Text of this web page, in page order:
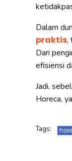
Dalam
praktis,
Dari
efisiensi
Jadi,
Horeca,
Tags: